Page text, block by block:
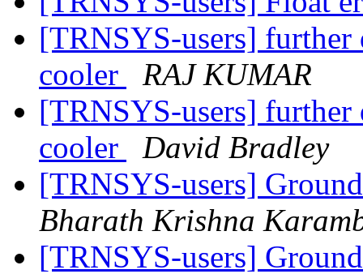
[TRNSYS-users]
cooler
RAJ KUMAR
[TRNSYS-users]
cooler
David Bradley
[TRNSYS-users]
Bharath Krishna
[TRNSYS-users]